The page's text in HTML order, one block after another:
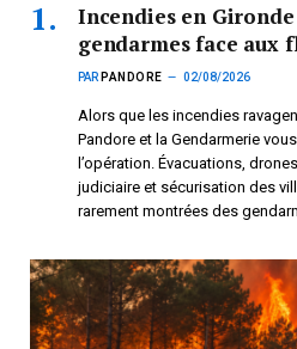
Incendies en
gendarmes face aux
PAR PANDORE 02/08/2026
Alors que les incendies
Pandore et la Gendarmerie
l’opération. Évacuations,
judiciaire et sécurisation des
rarement montrées des